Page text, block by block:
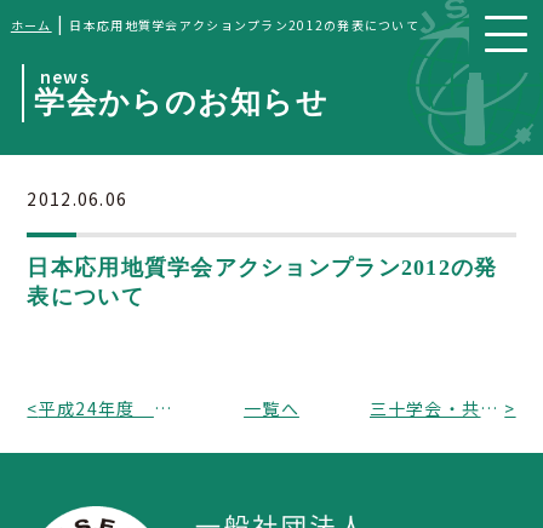
ホーム | 日本応用地質学会アクションプラン2012の発表について
news
学会からのお知らせ
2012.06.06
日本応用地質学会アクションプラン2012の発
表について
< 平成24年度 日本応用地質学会 代議員の選挙について (告示） 一覧へ 三十学会・共同声明 国土・防災・減災政策の見直しに向けて - 巨大災害から生命と国土を護るために - >